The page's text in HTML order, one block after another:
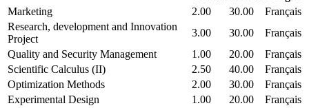
Marketing
2.00 30.00
Français
Research, development and Innovation
Project
3.00 30.00
Français
Quality and Security Management
1.00 20.00
Français
Scientific Calculus (II)
2.50 40.00
Français
Optimization Methods
2.00 30.00
Français
Experimental Design
1.00 20.00
Français